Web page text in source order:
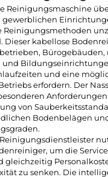
Reinigungsmaschine
Reinigungsmethoden
Dieser kabellose
Bürogebäuden,
und eine
erfordern. Der
von
Bodenbelägen
um die
gleichzeitig
zu senken. Die